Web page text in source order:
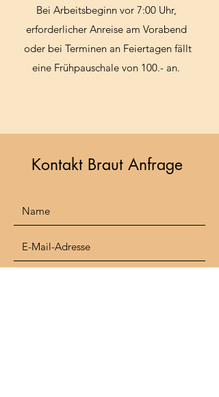
Bei Arbeitsbeginn vor 7:00 Uhr,
erforderlicher Anreise am Vorabend
oder bei Terminen an Feiertagen fällt
eine Frühpauschale von 100.- an.
Kontakt Braut Anfrage